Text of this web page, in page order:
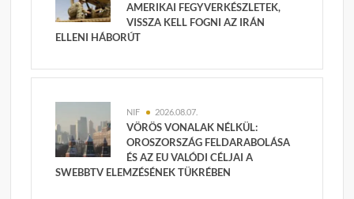
AMERIKAI FEGYVERKÉSZLETEK,
VISSZA KELL FOGNI AZ IRÁN
ELLENI HÁBORÚT
NIF 2026.08.07.
VÖRÖS VONALAK NÉLKÜL:
OROSZORSZÁG FELDARABOLÁSA
ÉS AZ EU VALÓDI CÉLJAI A
SWEBBTV ELEMZÉSÉNEK TÜKRÉBEN